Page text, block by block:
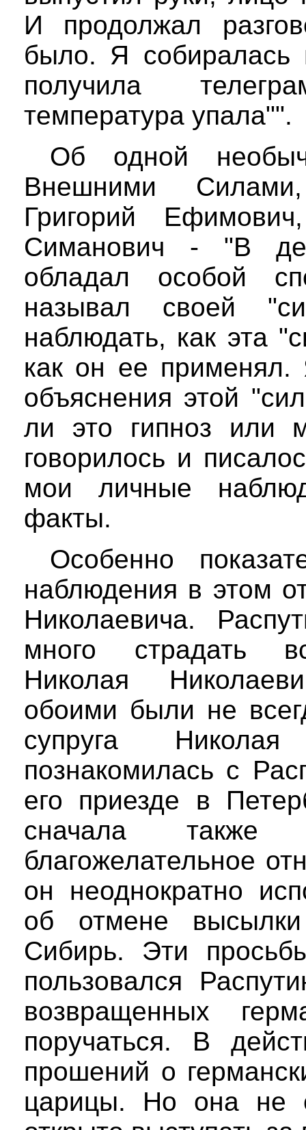
И продолжал
было. Я собиралась
получила
температура упала"".
Об одной
Внешними
Григорий
Симанович - "В
обладал особой
называл своей
наблюдать, как эта
как он ее
объяснения этой
ли это гипноз или
говорилось и
мои личные
факты.
Особенно
наблюдения в этом
Николаевича.
много страдать
Николая
обоими были не
супруга
познакомилась с
его приезде в
сначала также
благожелательное
он неоднократно
об отмене
Сибирь. Эти
пользовался
возвращенных
поручаться. В
прошений о
царицы. Но она не